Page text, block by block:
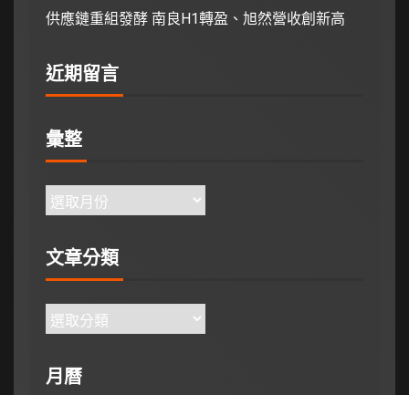
供應鏈重組發酵 南良H1轉盈、旭然營收創新高
近期留言
彙整
文章分類
月曆